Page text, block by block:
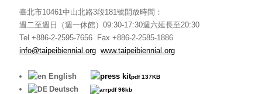
臺北市10461中山北路3段181號開放時間：
週二至週日（週一休館）09:30-17:30週六延長至20:30
Tel +886-2-2595-7656 Fax +886-2-2585-1886
info@taipeibiennial.org www.taipeibiennial.org
English pdf 137KB
Deutsch pdf 96kb